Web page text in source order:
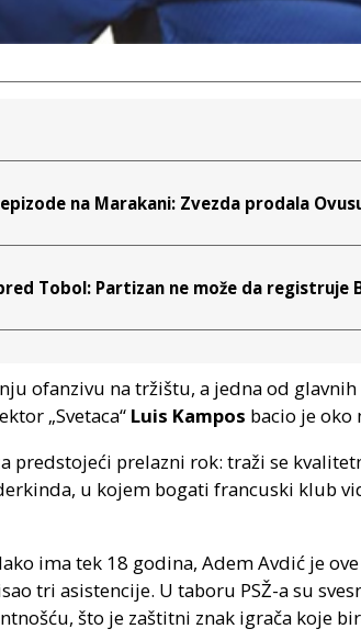
na Marakani: Zvezda prodala
Tobol: Partizan ne može da registruje
ofanzivu na tržištu, a jedna od
„Svetaca“ Luis Kampos bacio je oko
predstojeći prelazni rok: traži se
u kojem bogati francuski klub
Iako ima tek 18 godina, Adem Avdić je
tri asistencije. U taboru PSŽ-a su
što je zaštitni znak igrača koje